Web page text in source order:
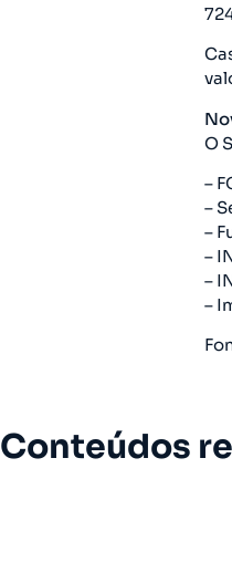
O
–
–
–
–
–
–
Conteúdos